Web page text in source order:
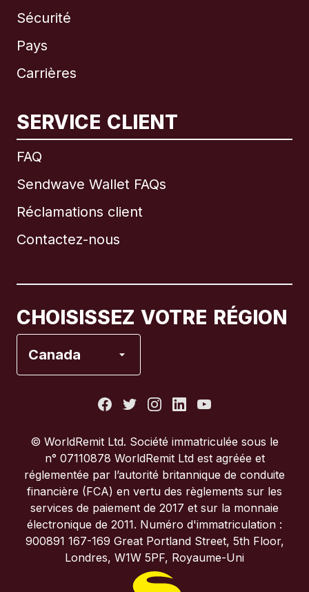
Sécurité
Pays
Carrières
SERVICE CLIENT
FAQ
Sendwave Wallet FAQs
Réclamations client
Contactez-nous
CHOISISSEZ VOTRE RÉGION
Canada
International English
Brésil
Italie
Portugal
Royaume-Uni
© WorldRemit Ltd. Société immatriculée sous le
n° 07110878 WorldRemit Ltd est agréée et
réglementée par l’autorité britannique de conduite
financière (FCA) en vertu des règlements sur les
services de paiement de 2017 et sur la monnaie
électronique de 2011. Numéro d'immatriculation :
900891 167-169 Great Portland Street, 5th Floor,
Londres, W1W 5PF, Royaume-Uni